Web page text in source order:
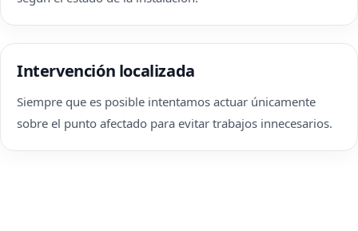
Intervención localizada
Siempre que es posible intentamos actuar únicamente
sobre el punto afectado para evitar trabajos innecesarios.